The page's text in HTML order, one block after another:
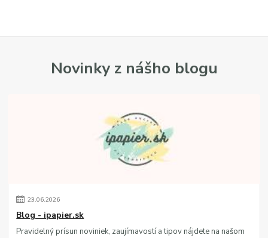
Novinky z nášho blogu
23.06.2026
Blog - ipapier.sk
Pravidelný prísun noviniek, zaujímavostí a tipov nájdete na našom